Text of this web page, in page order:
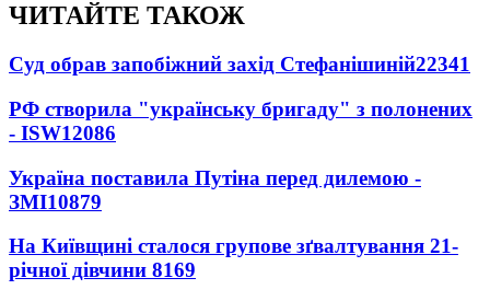
ЧИТАЙТЕ ТАКОЖ
Суд обрав запобіжний захід Стефанішиній22341
РФ створила "українську бригаду" з полонених
- ISW12086
Україна поставила Путіна перед дилемою -
ЗМІ10879
На Київщині сталося групове зґвалтування 21-
річної дівчини 8169